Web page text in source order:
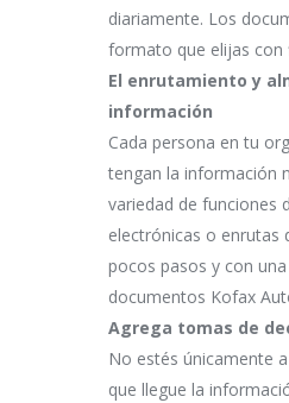
diariamente. Los
formato que elijas
El enrutamiento y
información
Cada persona en tu
tengan la información
variedad de funciones
electrónicas o enrutas
pocos pasos y con
documentos Kofax
Agrega tomas de
No estés únicamente
que llegue la